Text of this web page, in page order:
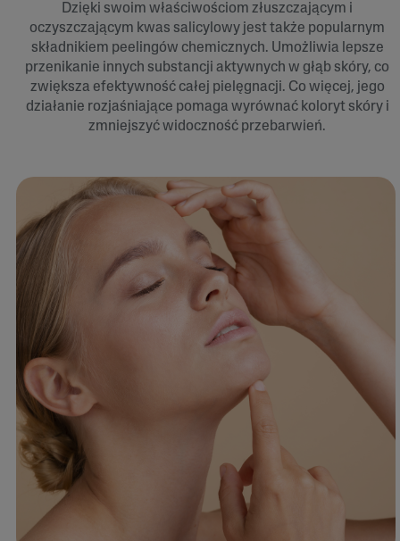
Dzięki swoim właściwościom złuszczającym i
oczyszczającym kwas salicylowy jest także popularnym
składnikiem peelingów chemicznych. Umożliwia lepsze
przenikanie innych substancji aktywnych w głąb skóry, co
zwiększa efektywność całej pielęgnacji. Co więcej, jego
działanie rozjaśniające pomaga wyrównać koloryt skóry i
zmniejszyć widoczność przebarwień.